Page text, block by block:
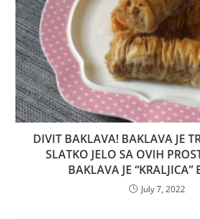
DIVIT BAKLAVA! BAKLAVA JE
SLATKO JELO SA OVIH
BAKLAVA JE “KRALJICA”
July 7, 2022